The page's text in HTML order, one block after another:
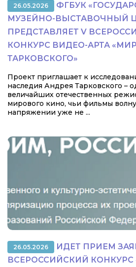
26.05.2026
ФГБУК
МУЗЕЙНО-ВЫСТАВОЧНЫЙ
ПРЕДСТАВЛЯЕТ V
КОНКУРС ВИДЕО-АРТА
ТАРКОВСКОГО»
Проект приглашает к
наследия Андрея Тарковского –
величайших отечественных
мирового кино, чьи фильмы
напряжении уже не ...
26.05.2026
ИДЕТ ПРИЕМ
ВСЕРОССИЙСКИЙ